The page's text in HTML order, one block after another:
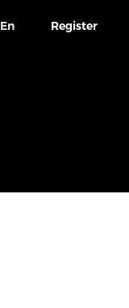
En Register